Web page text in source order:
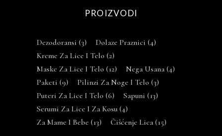
PROIZVODI
Dezodoransi (3) Dolaze Praznici (4)
Kreme Za Lice I Telo (2)
Maske Za Lice I Telo (12) Nega Usana (4)
Paketi (9) Pilinzi Za Noge I Telo (3)
Puteri Za Lice I Telo (6) Sapuni (13)
Serumi Za Lice I Za Kosu (4)
Za Mame I Bebe (13) Čišćenje Lica (15)